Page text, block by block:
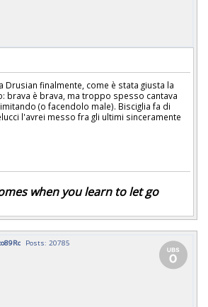
Drusian finalmente, come è stata giusta la
brava è brava, ma troppo spesso cantava
(o facendolo male). Bisciglia fa di
l'avrei messo fra gli ultimi sinceramente
when you learn to let go
Posts: 20785